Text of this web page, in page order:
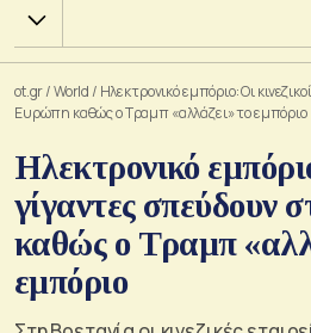
Χ.Α.
ot.gr/World / Ηλεκτρονικό εμπόριο: Οι
Ευρώπη καθώς ο Τραμπ «αλλάζει» το εμπόριο
Ηλεκτρονικό
γίγαντες σπεύδουν
καθώς ο Τραμπ
εμπόριο